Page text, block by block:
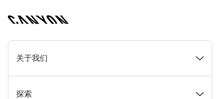
[footer.linksList.title]
关于我们
奖项
探索